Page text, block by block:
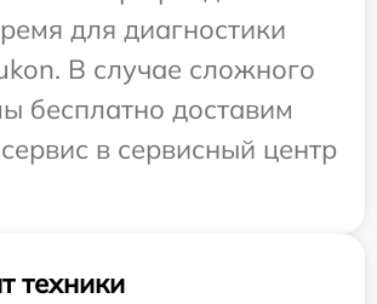
для диагностики
В случае сложного
бесплатно доставим
в сервисный центр
техники